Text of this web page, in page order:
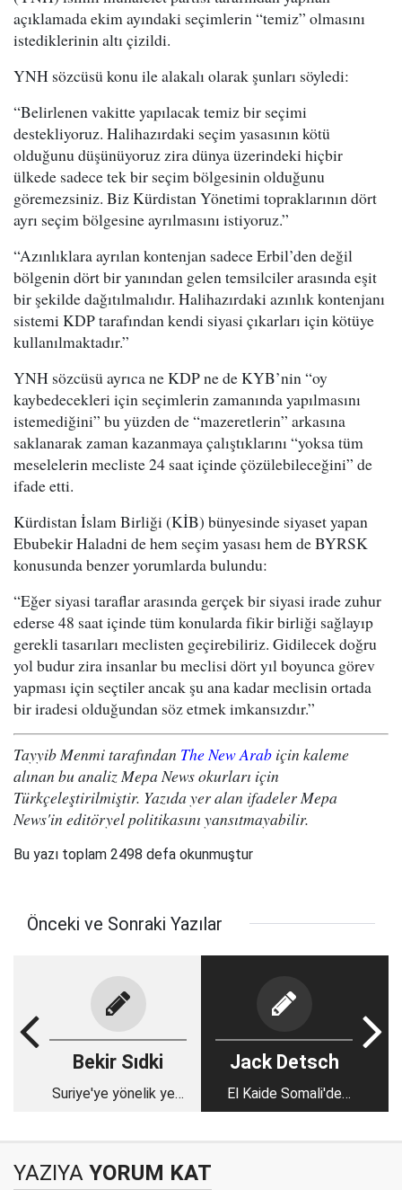
açıklamada ekim ayındaki seçimlerin “temiz” olmasını
istediklerinin altı çizildi.
YNH sözcüsü konu ile alakalı olarak şunları söyledi:
“Belirlenen vakitte yapılacak temiz bir seçimi
destekliyoruz. Halihazırdaki seçim yasasının kötü
olduğunu düşünüyoruz zira dünya üzerindeki hiçbir
ülkede sadece tek bir seçim bölgesinin olduğunu
göremezsiniz. Biz Kürdistan Yönetimi topraklarının dört
ayrı seçim bölgesine ayrılmasını istiyoruz.”
“Azınlıklara ayrılan kontenjan sadece Erbil’den değil
bölgenin dört bir yanından gelen temsilciler arasında eşit
bir şekilde dağıtılmalıdır. Halihazırdaki azınlık kontenjanı
sistemi KDP tarafından kendi siyasi çıkarları için kötüye
kullanılmaktadır.”
YNH sözcüsü ayrıca ne KDP ne de KYB’nin “oy
kaybedecekleri için seçimlerin zamanında yapılmasını
istemediğini” bu yüzden de “mazeretlerin” arkasına
saklanarak zaman kazanmaya çalıştıklarını “yoksa tüm
meselelerin mecliste 24 saat içinde çözülebileceğini” de
ifade etti.
Kürdistan İslam Birliği (KİB) bünyesinde siyaset yapan
Ebubekir Haladni de hem seçim yasası hem de BYRSK
konusunda benzer yorumlarda bulundu:
“Eğer siyasi taraflar arasında gerçek bir siyasi irade zuhur
ederse 48 saat içinde tüm konularda fikir birliği sağlayıp
gerekli tasarıları meclisten geçirebiliriz. Gidilecek doğru
yol budur zira insanlar bu meclisi dört yıl boyunca görev
yapması için seçtiler ancak şu ana kadar meclisin ortada
bir iradesi olduğundan söz etmek imkansızdır.”
Tayyib Menmi tarafından The New Arab için kaleme
alınan bu analiz Mepa News okurları için
Türkçeleştirilmiştir. Yazıda yer alan ifadeler Mepa
News'in editöryel politikasını yansıtmayabilir.
Bu yazı toplam 2498 defa okunmuştur
Önceki ve Sonraki Yazılar
Bekir Sıdki
Suriye'ye yönelik yeni
Jack Detsch
El Kaide Somali'de
gücünü artırıyor
YAZIYA YORUM KAT